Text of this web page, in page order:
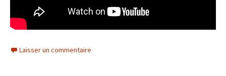
Laisser un commentaire